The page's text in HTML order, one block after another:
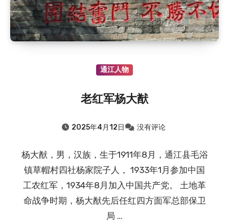
通江人物
老红军杨大猷
2025年4月12日 没有评论
杨大猷，男，汉族，生于1911年8月，通江县毛浴
镇草帽村四社杨家院子人， 1933年1月参加中国
工农红军，1934年8月加入中国共产党。 土地革
命战争时期，杨大猷先后任红四方面军总部保卫
局 …